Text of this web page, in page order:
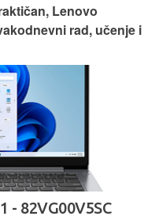
Lenovo
rad, učenje i
- 82VG00V5SC